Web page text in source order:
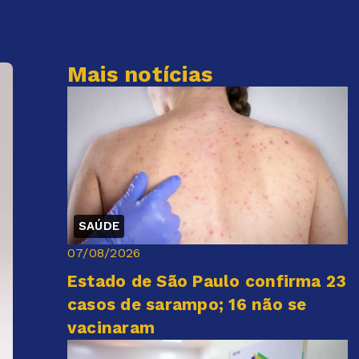
Mais notícias
SAÚDE
07/08/2026
Estado de São Paulo confirma 23
casos de sarampo; 16 não se
vacinaram